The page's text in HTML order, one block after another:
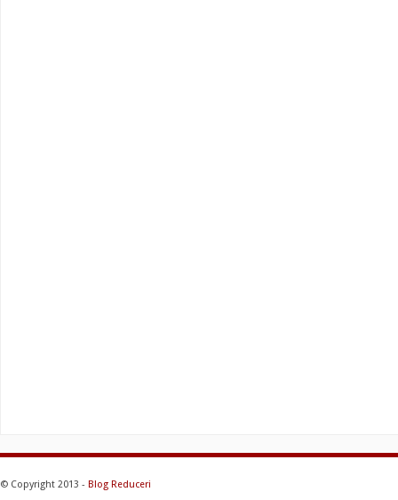
© Copyright 2013 - Blog Reduceri